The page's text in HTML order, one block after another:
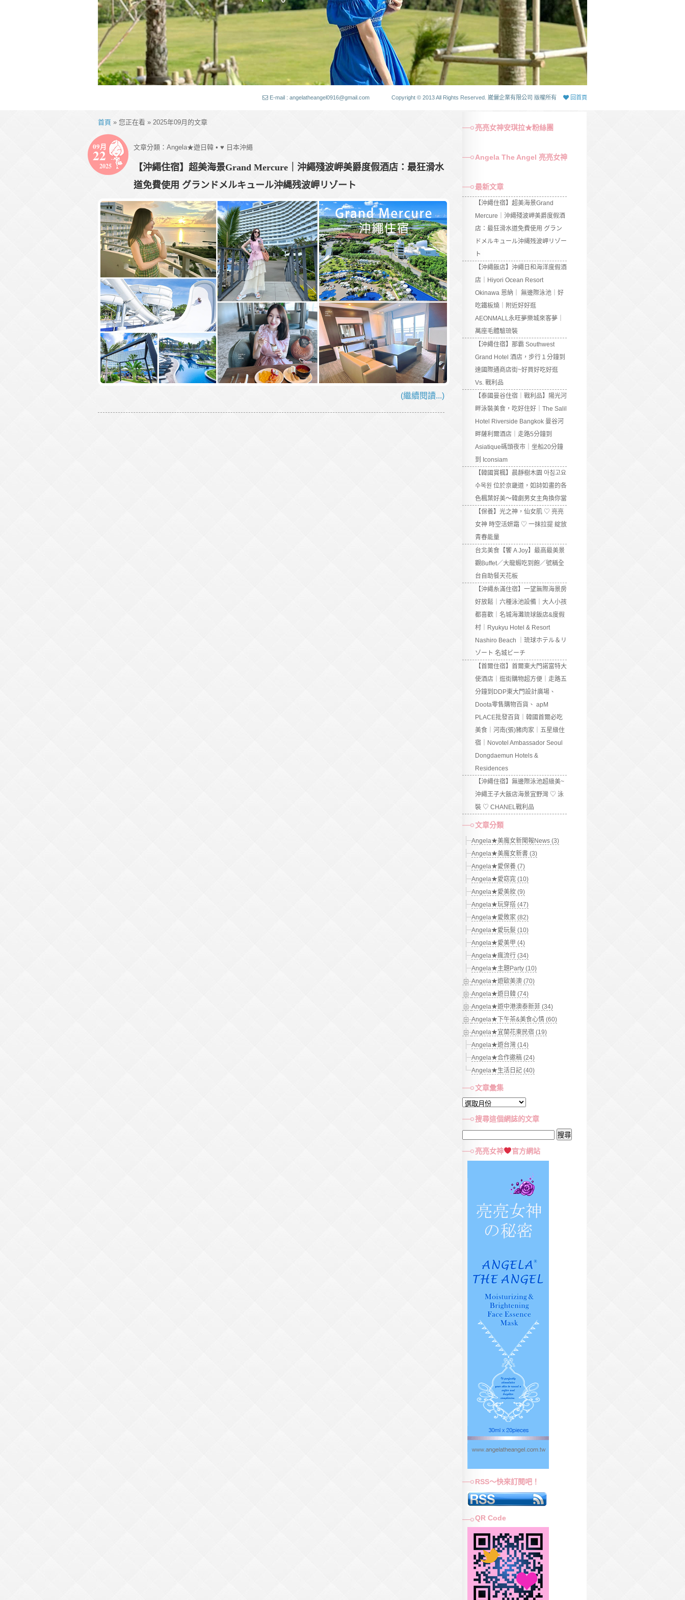
E-mail : angelatheangel0916@gmail.com Copyright © 2013 All Rights Reserved. 崴儷企業有限公司 版權所有 回首頁
首頁 » 您正在看 » 2025年09月的文章
09月
22
2025
文章分類： Angela★遊日韓 • ♥ 日本沖繩
【沖繩住宿】超美海景Grand Mercure｜沖繩殘波岬美爵度假酒店：最狂滑水
道免費使用 グランドメルキュール沖縄残波岬リゾート
(繼續閱讀...)
亮亮女神安琪拉★粉絲團
Angela The Angel 亮亮女神
最新文章
【沖繩住宿】超美海景Grand
Mercure｜沖繩殘波岬美爵度假酒
店：最狂滑水道免費使用 グラン
ドメルキュール沖縄残波岬リゾー
ト
【沖繩飯店】沖繩日和海洋度假酒
店｜Hiyori Ocean Resort
Okinawa 恩納｜ 無邊際泳池｜好
吃鐵板燒｜附近好好逛
AEONMALL永旺夢樂城來客夢｜
萬座毛體驗琉裝
【沖繩住宿】那霸 Southwest
Grand Hotel 酒店，步行１分鐘到
達國際通商店街~好買好吃好逛
Vs. 戰利品
【泰國曼谷住宿｜戰利品】陽光河
畔泳裝美食，吃好住好｜The Salil
Hotel Riverside Bangkok 曼谷河
畔薩利爾酒店｜走路5分鐘到
Asiatique碼頭夜市｜坐船20分鐘
到 Iconsiam
【韓國賞楓】晨靜樹木園 아침고요
수목원 位於京畿道，如詩如畫的各
色楓葉好美～韓劇男女主角換你當
【保養】光之神，仙女肌 ♡ 亮亮
女神 時空活妍霜 ♡ 一抹拉提 綻放
青春能量
台北美食【饗 A Joy】最高最美景
觀Buffet／大龍蝦吃到飽／號稱全
台自助餐天花板
【沖繩糸滿住宿】一望無際海景房
好放鬆｜六種泳池設備｜大人小孩
都喜歡｜名城海灘琉球飯店&度假
村｜Ryukyu Hotel & Resort
Nashiro Beach ｜琉球ホテル＆リ
ゾート 名城ビーチ
【首爾住宿】首爾東大門諾富特大
使酒店｜逛街購物超方便｜走路五
分鐘到DDP東大門設計廣場、
Doota零售購物百貨、 apM
PLACE批發百貨｜韓國首爾必吃
美食｜河南(張)豬肉家｜五星級住
宿｜Novotel Ambassador Seoul
Dongdaemun Hotels &
Residences
【沖繩住宿】無邊際泳池超級美~
沖繩王子大飯店海景宜野灣 ♡ 泳
裝 ♡ CHANEL戰利品
文章分類
Angela★美魔女新聞報News (3)
Angela★美魔女新書 (3)
Angela★愛保養 (7)
Angela★愛窈窕 (10)
Angela★愛美妝 (9)
Angela★玩穿搭 (47)
Angela★愛敗家 (82)
Angela★愛玩髮 (10)
Angela★愛美甲 (4)
Angela★瘋流行 (34)
Angela★主題Party (10)
Angela★遊歐美澳 (70)
Angela★遊日韓 (74)
Angela★遊中港澳泰新菲 (34)
Angela★下午茶&美食心情 (60)
Angela★宜蘭花東民宿 (19)
Angela★遊台灣 (14)
Angela★合作邀稿 (24)
Angela★生活日記 (40)
文章彙集
文
彙
集
搜尋這個網誌的文章
關
亮亮女神 官方網站
RSS～快來訂閱吧！
QR Code